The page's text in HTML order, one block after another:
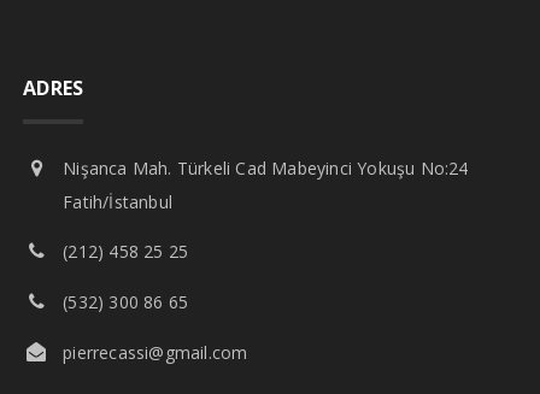
ADRES
Nişanca Mah. Türkeli Cad Mabeyinci Yokuşu No:24
Fatih/İstanbul
(212) 458 25 25
(532) 300 86 65
pierrecassi@gmail.com